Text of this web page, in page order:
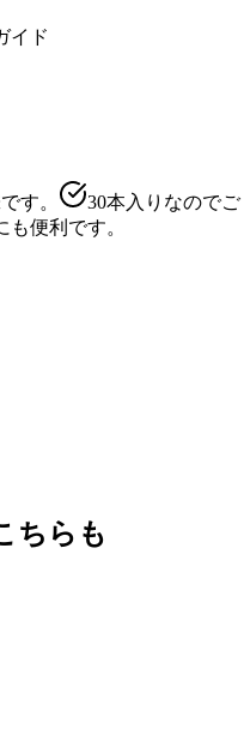
イド
す。
30本入りなのでご
便利です。
ちらも